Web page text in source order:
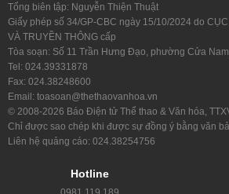
Tổng biên tập: Nguyễn Thiện Thuật
Giấy phép số 34/GP-CBC ngày 15/10/2024 do CỤC
VÀ TRUYỀN THÔNG cấp
Tòa soạn: Số 11 Trần Hưng Đạo, phường Cửa
Tel: 024.39331878
Fax: 024.38248600
Email: toasoan@thethaovanhoa.vn
© 2008-2026 Báo Điện tử Thể thao & Văn hóa,
Chỉ được sao chép khi được sự đồng ý bằng văn
Liên hệ quảng cáo: 024.38254756
Hotline